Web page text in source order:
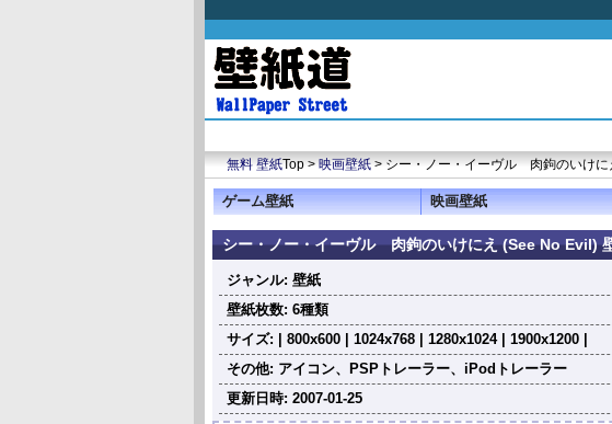
無料 壁紙Top >映画壁紙> シー・ノー・イーヴル 肉鉤のいけに
ゲーム壁紙 映画壁紙
シー・ノー・イーヴル 肉鉤のいけにえ (See No Evil)
ジャンル: 壁紙
壁紙枚数: 6種類
サイズ: | 800x600 | 1024x768 | 1280x1024 | 1900x1200 |
その他: アイコン、PSPトレーラー、iPodトレーラー
更新日時: 2007-01-25